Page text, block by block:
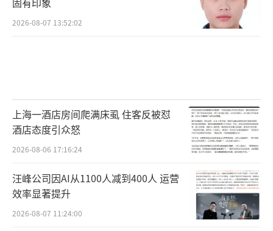
月底，科技部会同有关部门部署开展学术不端
持续加大对科研不端违规行为的查处力度，并
先后公开通报多起典型案件，这些典型案件同
样包括生命科学和医学领域。
类似于前述同济大学的处理结果，即强化
对失信论文第一作者及通讯作者的惩戒力度并
对其实施有关职务、职称、科技奖励和项目申
2026-08-07 13:52:02
上海一酒店房间爬满床虱 住客反被怼
酒店态度引众怒
2026-08-06 17:16:24
汪峰公司因AI从1100人减到400人 运营
效率显著提升
2026-08-07 11:24:00